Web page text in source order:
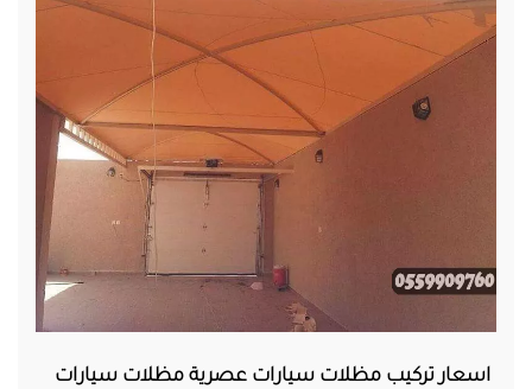
اسعار تركيب مظلات سيارات عصرية مظلات سيارات